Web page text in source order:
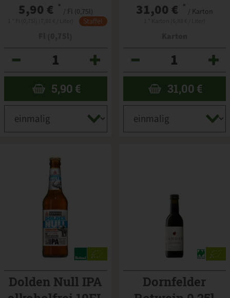
5,90 € * / Fl (0,75l)
Staffel
5,90 €
31,00 € * / Karton
31,00 €
Dolden Null IPA
Dornfelder